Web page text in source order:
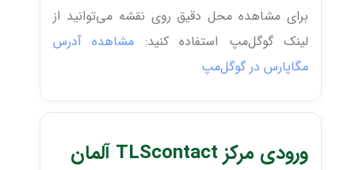
برای مشاهده محل دقیق روی نقشه می‌توانید از
لینک گوگل‌مپ استفاده کنید: مشاهده آدرس
مگاپارس در گوگل‌مپ
ورودی مرکز TLScontact آلمان